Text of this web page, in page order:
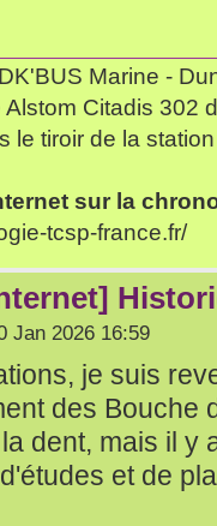
Marine -
Alstom Citadis 302
le tiroir de la
sur la
tcsp-france.fr/
Jan 2026 16:59
je suis
des Bouche
dent, mais il y
et de